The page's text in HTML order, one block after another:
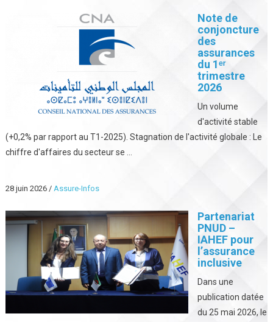
Note de
conjoncture
des
assurances
du 1ᵉʳ
trimestre
2026
Un volume
d'activité stable
(+0,2% par rapport au T1-2025). Stagnation de l'activité globale : Le
chiffre d'affaires du secteur se ...
28 juin 2026/ Assure-Infos
Partenariat
PNUD –
IAHEF pour
l’assurance
inclusive
Dans une
publication datée
du 25 mai 2026, le